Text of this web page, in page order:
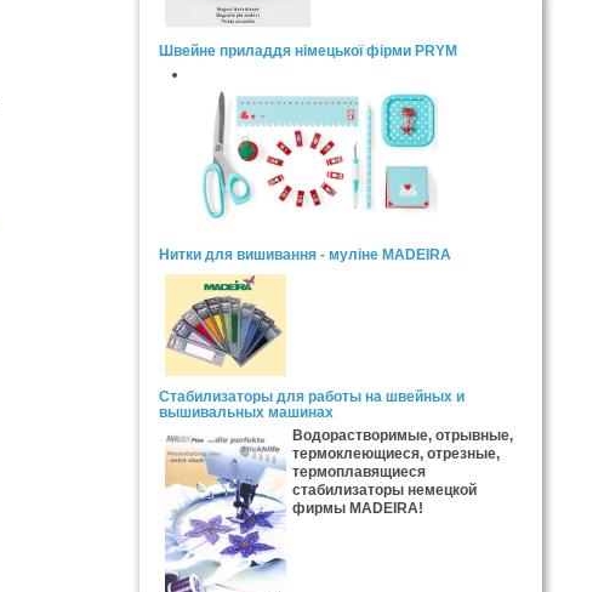
Швейне приладдя німецької фірми PRYM
Нитки для вишивання - муліне MADEIRA
Стабилизаторы для работы на швейных и
вышивальных машинах
Водорастворимые, отрывные,
термоклеющиеся, отрезные,
термоплавящиеся
стабилизаторы немецкой
фирмы MADEIRA!